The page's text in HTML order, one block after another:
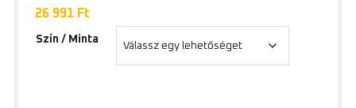
26 991 Ft
Szín / Minta